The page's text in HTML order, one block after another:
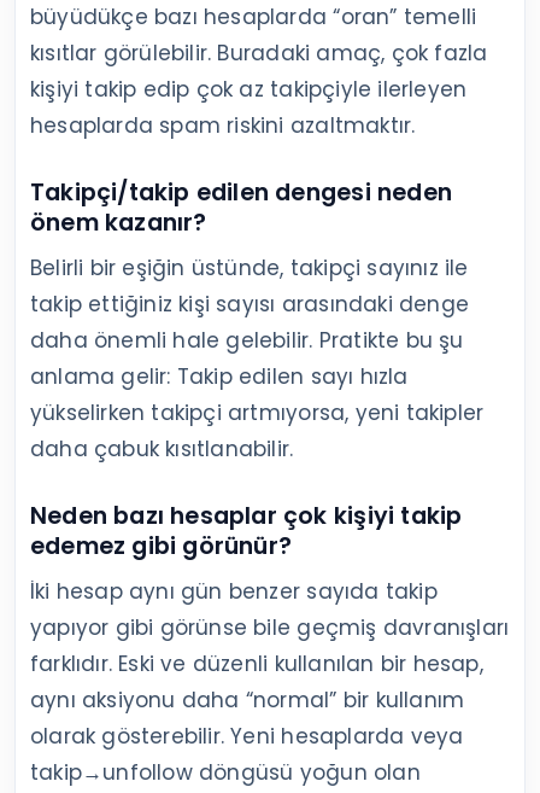
büyüdükçe bazı hesaplarda “oran” temelli
kısıtlar görülebilir. Buradaki amaç, çok fazla
kişiyi takip edip çok az takipçiyle ilerleyen
hesaplarda spam riskini azaltmaktır.
Takipçi/takip edilen dengesi neden
önem kazanır?
Belirli bir eşiğin üstünde, takipçi sayınız ile
takip ettiğiniz kişi sayısı arasındaki denge
daha önemli hale gelebilir. Pratikte bu şu
anlama gelir: Takip edilen sayı hızla
yükselirken takipçi artmıyorsa, yeni takipler
daha çabuk kısıtlanabilir.
Neden bazı hesaplar çok kişiyi takip
edemez gibi görünür?
İki hesap aynı gün benzer sayıda takip
yapıyor gibi görünse bile geçmiş davranışları
farklıdır. Eski ve düzenli kullanılan bir hesap,
aynı aksiyonu daha “normal” bir kullanım
olarak gösterebilir. Yeni hesaplarda veya
takip→unfollow döngüsü yoğun olan